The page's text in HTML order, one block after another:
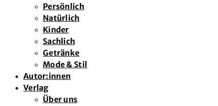
Persönlich
Natürlich
Kinder
Sachlich
Getränke
Mode & Stil
Autor:innen
Verlag
Über uns